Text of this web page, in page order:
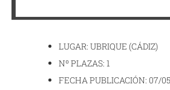
LUGAR: UBRIQUE (CÁDIZ)
Nº PLAZAS: 1
FECHA PUBLICACIÓN: 07/